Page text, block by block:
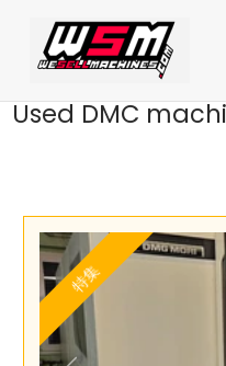
Used DMC
特集